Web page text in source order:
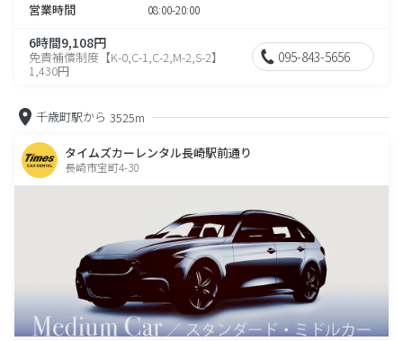
営業時間 08:00-20:00
6時間9,108円
免責補償制度【K-0,C-1,C-2,M-2,S-2】
1,430円
095-843-5656
千歳町駅から 3525m
タイムズカーレンタル長崎駅前通り
長崎市宝町4-30